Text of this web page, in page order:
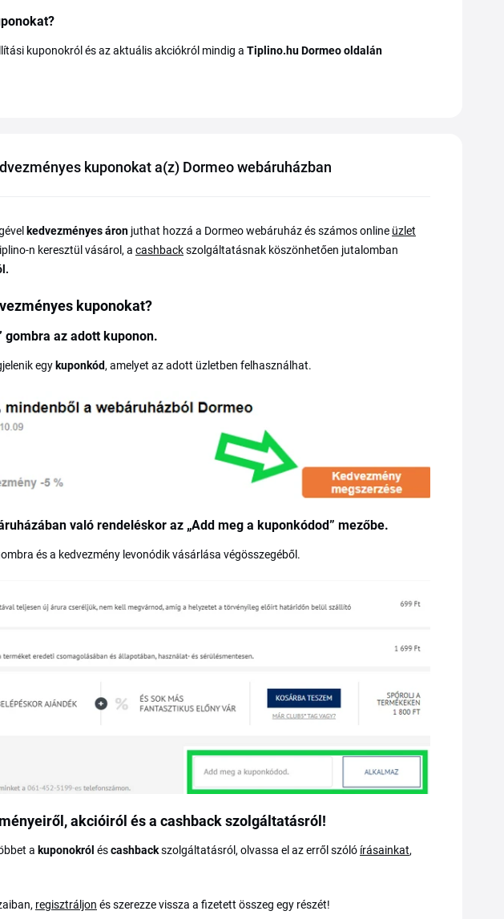
kuponokról és az aktuális akciókról mindig a Tiplino.hu Dormeo oldalán
kuponokat a(z) Dormeo webáruházban
kedvezményes áron juthat hozzá a Dormeo webáruház és számos online üzlet
n keresztül vásárol, a cashbackszolgáltatásnak köszönhetően jutalomban
kuponokat?
gombra az adott kuponon.
egy kuponkód, amelyet az adott üzletben felhasználhat.
való rendeléskor az „Add meg a kuponkódod” mezőbe.
és a kedvezmény levonódik vásárlása végösszegéből.
akcióiról és a cashback szolgáltatásról!
a kuponokról éscashbackszolgáltatásról, olvassa el az erről szóló írásainkat,
regisztráljon és szerezze vissza a fizetett összeg egy részét!